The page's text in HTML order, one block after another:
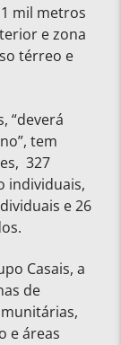
mil metros
e zona
térreo e
“deverá
tem
327
individuais,
e 26
Casais, a
de
e áreas